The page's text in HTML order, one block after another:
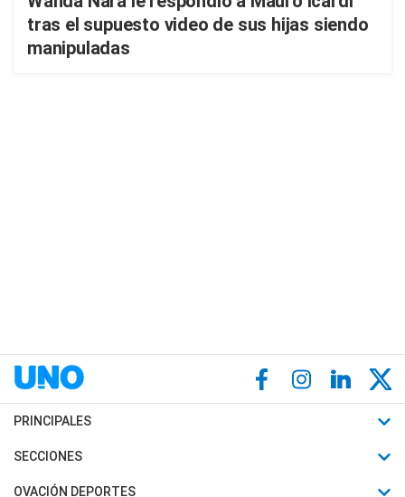
tras el supuesto video de sus hijas siendo
manipuladas
PRINCIPALES
Últimas Noticias
Política
SECCIONES
Horóscopo
OVACIÓN DEPORTES